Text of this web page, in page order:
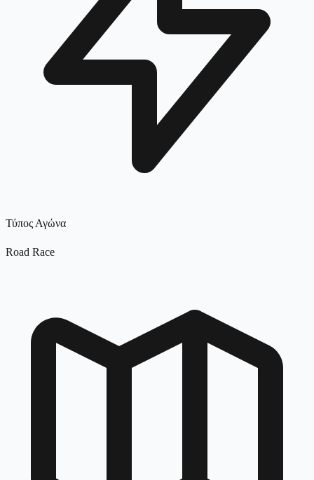
Τύπος Αγώνα
Road Race